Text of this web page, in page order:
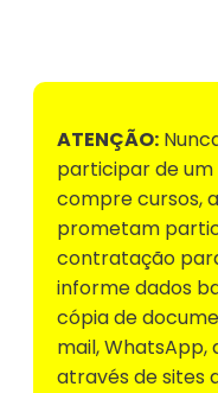
ATENÇÃO:
participar de um
compre cursos,
prometam
contratação
informe dados
cópia de
mail, WhatsApp,
através de sites